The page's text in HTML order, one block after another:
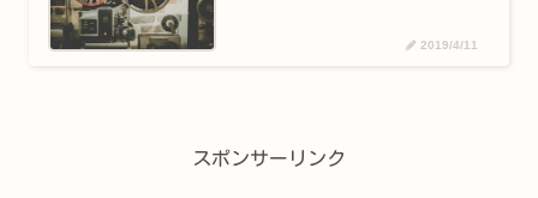
2019/4/11
スポンサーリンク